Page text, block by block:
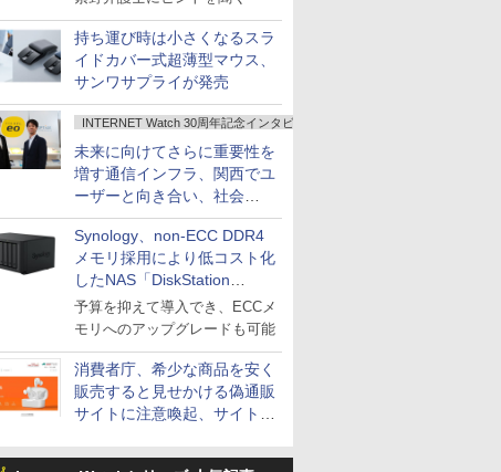
持ち運び時は小さくなるスラ
イドカバー式超薄型マウス、
サンワサプライが発売
INTERNET Watch 30周年記念インタビュー
未来に向けてさらに重要性を
増す通信インフラ、関西でユ
ーザーと向き合い、社会
の“あたらしい”を起動し続け
る～オプテージ
Synology、non-ECC DDR4
メモリ採用により低コスト化
したNAS「DiskStation
neo+」シリーズ
予算を抑えて導入でき、ECCメ
モリへのアップグレードも可能
消費者庁、希少な商品を安く
販売すると見せかける偽通販
サイトに注意喚起、サイト名